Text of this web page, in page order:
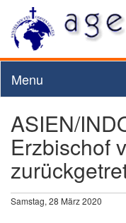
Menu
ASIEN/
Erzbischof
Samstag, 28 März 2020